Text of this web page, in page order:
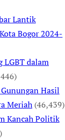
Lantik
Bogor 2024-
LGBT dalam
Hasil
Meriah (46,439)
Kancah Politik